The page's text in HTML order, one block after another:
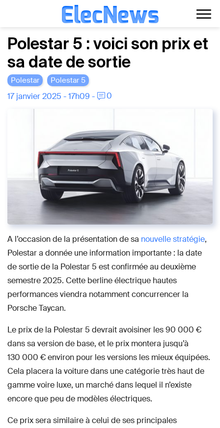
Aller
contenu
ElecNews
Voiture électrique
Voiture autonome
Finance
Fiches techniques
Polestar 5 : voici son prix et
sa date de sortie
Polestar Polestar 5
17 janvier 2025 - 17h09 - 0
A l’occasion de la présentation de sa nouvelle stratégie,
Polestar a donnée une information importante : la date
de sortie de la Polestar 5 est confirmée au deuxième
semestre 2025. Cette berline électrique hautes
performances viendra notamment concurrencer la
Porsche Taycan.
Le prix de la Polestar 5 devrait avoisiner les 90 000 €
dans sa version de base, et le prix montera jusqu’à
130 000 € environ pour les versions les mieux équipées.
Cela placera la voiture dans une catégorie très haut de
gamme voire luxe, un marché dans lequel il n’existe
encore que peu de modèles électriques.
Ce prix sera similaire à celui de ses principales